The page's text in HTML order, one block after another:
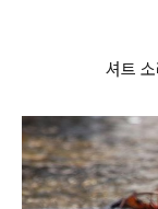
셔트